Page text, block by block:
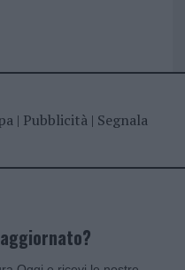
| Pubblicità| Segnala